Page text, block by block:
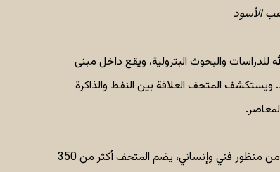
والبحوث البترولية، ويقع داخل مبنى
المتحف العلاقة بين النفط والذاكرة
وبصفته أول مؤسسة من نوعها تتناول النفط من منظور فني وإنساني، يضم المتحف أكثر من 350